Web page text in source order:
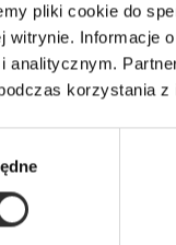
pliki cookie do
witrynie. Informacje
analitycznym.
korzystania z